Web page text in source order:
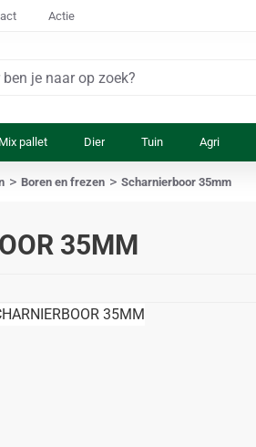
Actie
Mix pallet Dier Tuin Agri
35MM
Boren en frezen Scharnierboor 35mm